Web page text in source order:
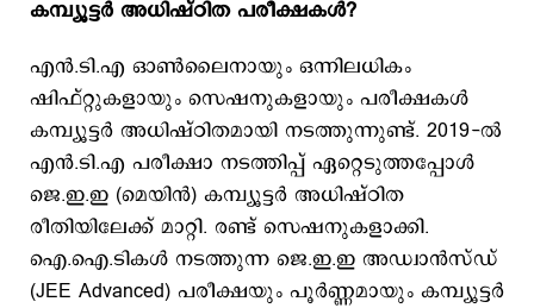
കമ്പ്യൂട്ടർ അധിഷ്ഠിത പരീക്ഷകള്‍?
എൻ.ടി.എ ഓൺലൈനായും ഒന്നിലധികം
ഷിഫ്റ്റുകളായും സെഷനുകളായും പരീക്ഷകൾ
കമ്പ്യൂട്ടർ അധിഷ്ഠിതമായി നടത്തുന്നുണ്ട്. 2019-ൽ
എൻ.ടി.എ പരീക്ഷാ നടത്തിപ്പ് ഏറ്റെടുത്തപ്പോൾ
ജെ.ഇ.ഇ (മെയിൻ) കമ്പ്യൂട്ടർ അധിഷ്ഠിത
രീതിയിലേക്ക് മാറ്റി. രണ്ട് സെഷനുകളാക്കി.
ഐ.ഐ.ടികൾ നടത്തുന്ന ജെ.ഇ.ഇ അഡ്വാൻസ്ഡ്
(JEE Advanced) പരീക്ഷയും പൂർണ്ണമായും കമ്പ്യൂട്ടർ